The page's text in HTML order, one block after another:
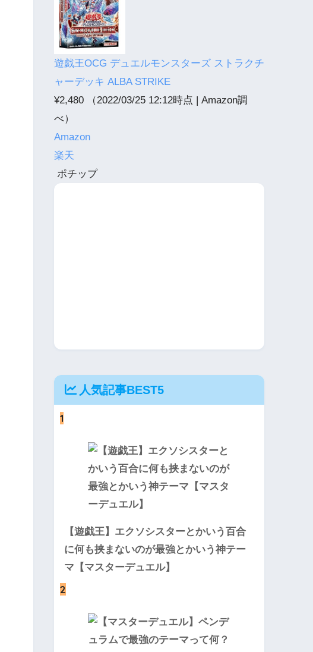
遊戯王OCG デュエルモンスターズ ストラクチ
ャーデッキ ALBA STRIKE
¥2,480
（2022/03/25 12:12時点 | Amazon調
べ）
Amazon
楽天
ポチップ
人気記事BEST5
1
【遊戯王】エクソシスターとかいう百合
に何も挟まないのが最強とかいう神テー
マ【マスターデュエル】
2